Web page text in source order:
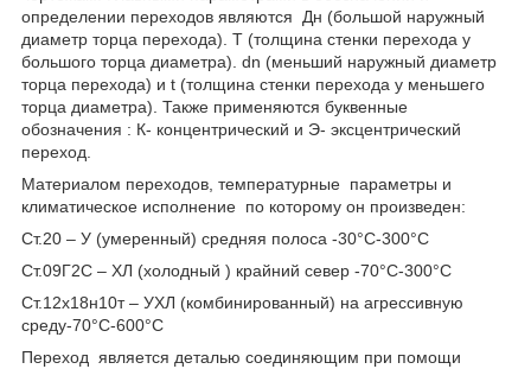
определении переходов являются Дн (большой наружный
диаметр торца перехода). Т (толщина стенки перехода у
большого торца диаметра). dn (меньший наружный диаметр
торца перехода) и t (толщина стенки перехода у меньшего
торца диаметра). Также применяются буквенные
обозначения : К- концентрический и Э- эксцентрический
переход.
Материалом переходов, температурные параметры и
климатическое исполнение по которому он произведен:
Ст.20 – У (умеренный) средняя полоса -30°С-300°С
Ст.09Г2С – ХЛ (холодный ) крайний север -70°С-300°С
Ст.12x18н10т – УХЛ (комбинированный) на агрессивную
среду-70°С-600°С
Переход является деталью соединяющим при помощи